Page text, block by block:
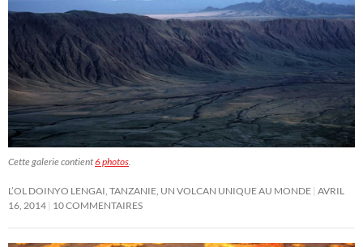
Cette galerie contient6 photos
L’OL DOINYO LENGAI, TANZANIE, UN VOLCAN UNIQUE AU MONDE AVRIL
16, 2014 10 COMMENTAIRES